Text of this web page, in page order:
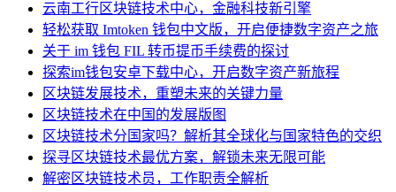
云南工行区块链技术中心，金融科技新引擎
轻松获取 Imtoken 钱包中文版，开启便捷数字资产之旅
关于 im 钱包 FIL 转币提币手续费的探讨
探索im钱包安卓下载中心，开启数字资产新旅程
区块链发展技术，重塑未来的关键力量
区块链技术在中国的发展版图
区块链技术分国家吗？解析其全球化与国家特色的交织
探寻区块链技术最优方案，解锁未来无限可能
解密区块链技术员，工作职责全解析